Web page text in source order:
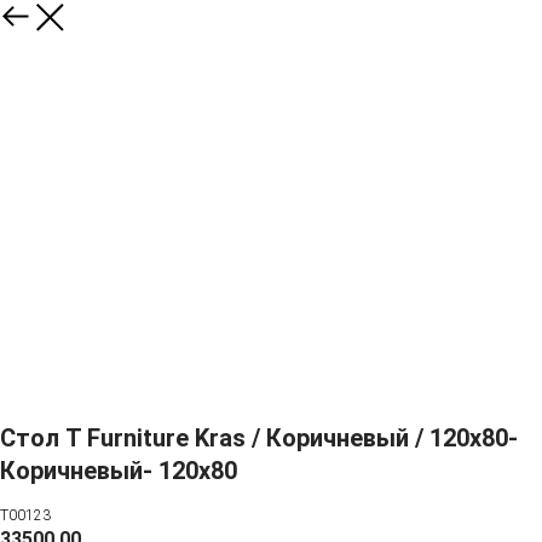
Стол T Furniture Kras / Коричневый / 120x80-
Коричневый- 120x80
T00123